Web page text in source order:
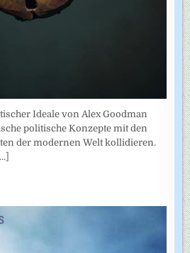
Ideale von Alex Goodman
politische Konzepte mit den
der modernen Welt kollidieren.
[...]